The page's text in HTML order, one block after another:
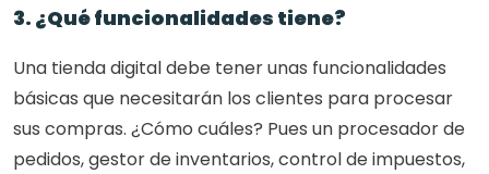
3. ¿Qué funcionalidades tiene?
Una tienda digital debe tener unas funcionalidades
básicas que necesitarán los clientes para procesar
sus compras. ¿Cómo cuáles? Pues un procesador de
pedidos, gestor de inventarios, control de impuestos,